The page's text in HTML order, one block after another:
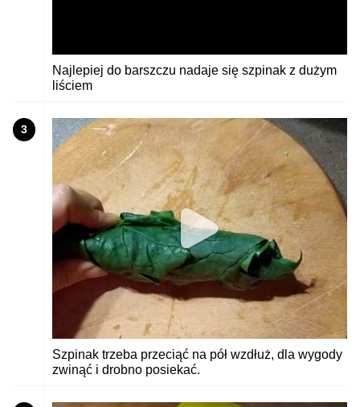
Najlepiej do barszczu nadaje się szpinak z dużym
liściem
3
Szpinak trzeba przeciąć na pół wzdłuż, dla wygody
zwinąć i drobno posiekać.